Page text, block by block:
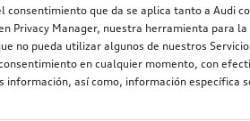
consentimiento que da se aplica tanto a Audi
Privacy Manager, nuestra herramienta
no pueda utilizar algunos de nuestros
en cualquier momento, con
información, así como, información específica